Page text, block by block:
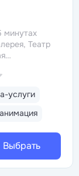
минутах
Театр
Большой
базовым
годах.
новая.
услуги
Выбрать